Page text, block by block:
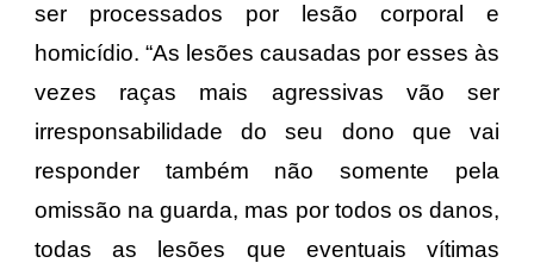
ser processados por lesão corporal e
homicídio. “As lesões causadas por esses às
vezes raças mais agressivas vão ser
irresponsabilidade do seu dono que vai
responder também não somente pela
omissão na guarda, mas por todos os danos,
todas as lesões que eventuais vítimas